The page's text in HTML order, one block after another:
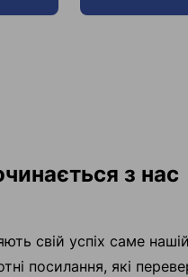
з нас
свій успіх саме
посилання, які